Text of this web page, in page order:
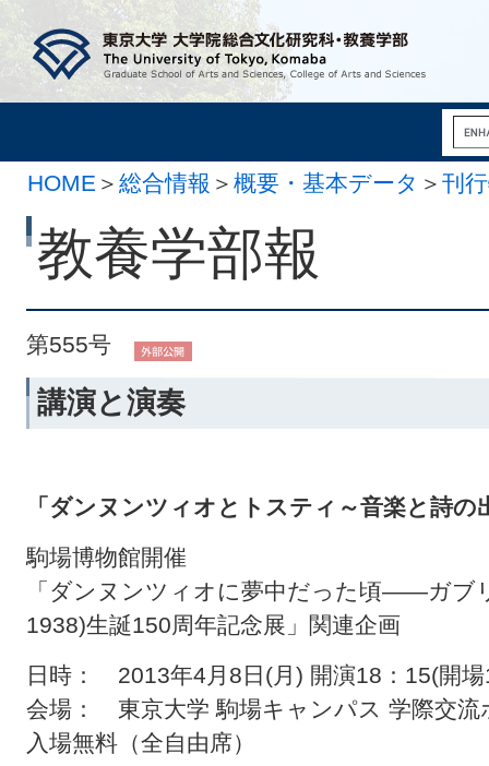
HOME ＞ 総合情報 ＞ 概要・基本データ ＞ 刊
月 3日）
教養学部報
第555号
講演と演奏
「ダンヌンツィオとトスティ～音楽と詩の
駒場博物館開催
「ダンヌンツィオに夢中だった頃――ガブ
1938)生誕150周年記念展」関連企画
日時： 2013年4月8日(月) 開演18：15(開
会場： 東京大学 駒場キャンパス 学際交流
入場無料（全自由席）